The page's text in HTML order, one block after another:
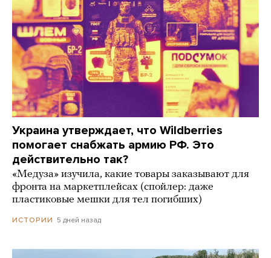
Украина утверждает, что Wildberries
помогает снабжать армию РФ. Это
действительно так?
«Медуза» изучила, какие товары заказывают для
фронта на маркетплейсах (спойлер: даже
пластиковые мешки для тел погибших)
ИСТОРИИ 5 дней назад